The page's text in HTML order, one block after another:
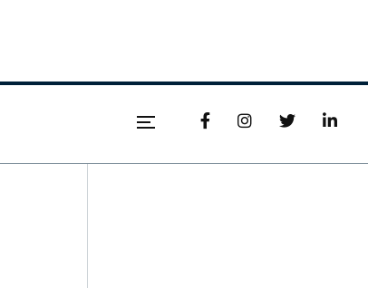
   